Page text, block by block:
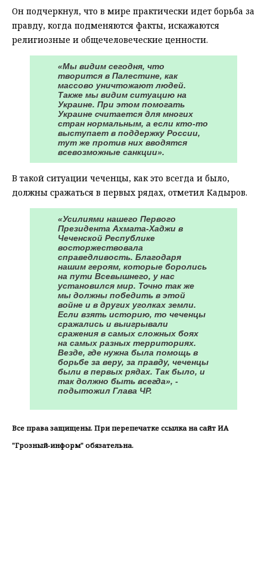
Он подчеркнул, что в мире практически идет борьба за
правду, когда подменяются факты, искажаются
религиозные и общечеловеческие ценности.
«Мы видим сегодня, что
творится в Палестине, как
массово уничтожают людей.
Также мы видим ситуацию на
Украине. При этом помогать
Украине считается для многих
стран нормальным, а если кто-то
выступает в поддержку России,
тут же против них вводятся
всевозможные санкции».
В такой ситуации чеченцы, как это всегда и было,
должны сражаться в первых рядах, отметил Кадыров.
«Усилиями нашего Первого
Президента Ахмата-Хаджи в
Чеченской Республике
восторжествовала
справедливость. Благодаря
нашим героям, которые боролись
на пути Всевышнего, у нас
установился мир. Точно так же
мы должны победить в этой
войне и в других уголках земли.
Если взять историю, то чеченцы
сражались и выигрывали
сражения в самых сложных боях
на самых разных территориях.
Везде, где нужна была помощь в
борьбе за веру, за правду, чеченцы
были в первых рядах. Так было, и
так должно быть всегда», -
подытожил Глава ЧР.
Все права защищены. При перепечатке ссылка на сайт ИА
"Грозный-информ" обязательна.